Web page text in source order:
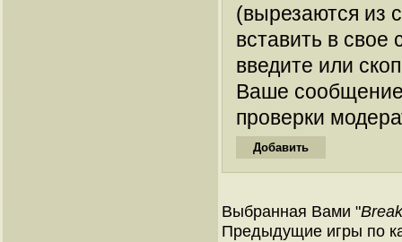
(вырезаются из
вставить в
введите или
Ваше
проверки
Выбранная Вами "
Предыдущие игры по